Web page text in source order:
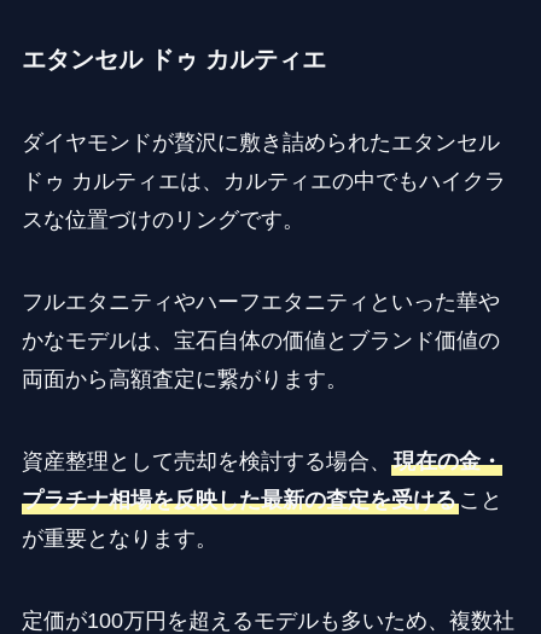
エタンセル ドゥ カルティエ
ダイヤモンドが贅沢に敷き詰められたエタンセル
ドゥ カルティエは、カルティエの中でもハイクラ
スな位置づけのリングです。
フルエタニティやハーフエタニティといった華や
かなモデルは、宝石自体の価値とブランド価値の
両面から高額査定に繋がります。
資産整理として売却を検討する場合、 現在の金・
プラチナ相場を反映した最新の査定を受けること
が重要となります。
定価が100万円を超えるモデルも多いため、複数社